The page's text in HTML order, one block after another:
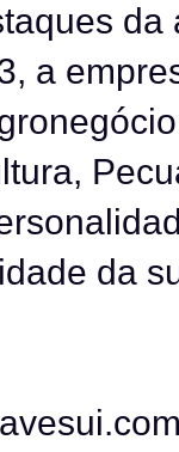
a
da